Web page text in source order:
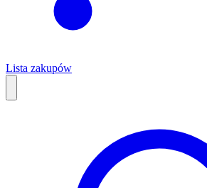
Lista zakupów